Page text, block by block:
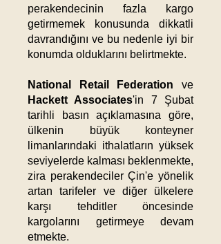
perakendecinin fazla kargo
getirmemek konusunda dikkatli
davrandığını ve bu nedenle iyi bir
konumda olduklarını belirtmekte.
National Retail Federation ve
Hackett Associates'in 7 Şubat
tarihli basın açıklamasına göre,
ülkenin büyük konteyner
limanlarındaki ithalatların yüksek
seviyelerde kalması beklenmekte,
zira perakendeciler Çin'e yönelik
artan tarifeler ve diğer ülkelere
karşı tehditler öncesinde
kargolarını getirmeye devam
etmekte. ​